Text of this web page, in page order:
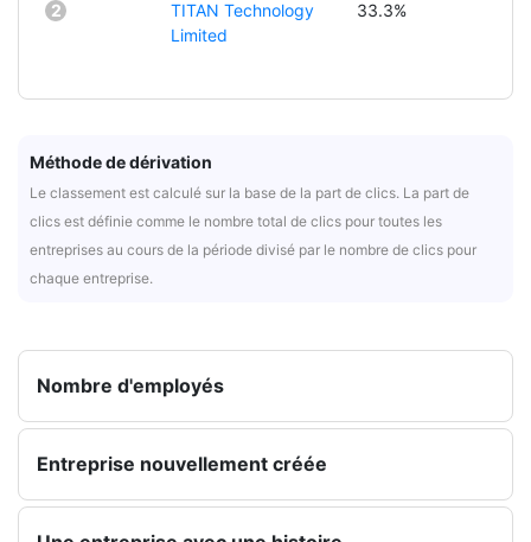
2
TITAN Technology
Limited
33.3%
Méthode de dérivation
Le classement est calculé sur la base de la part de clics. La part de
clics est définie comme le nombre total de clics pour toutes les
entreprises au cours de la période divisé par le nombre de clics pour
chaque entreprise.
Nombre d'employés
Entreprise nouvellement créée